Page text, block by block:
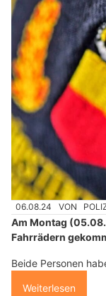
06.08.24 VON
Am Montag
Fahrrädern
Beide Personen
Weiterlesen